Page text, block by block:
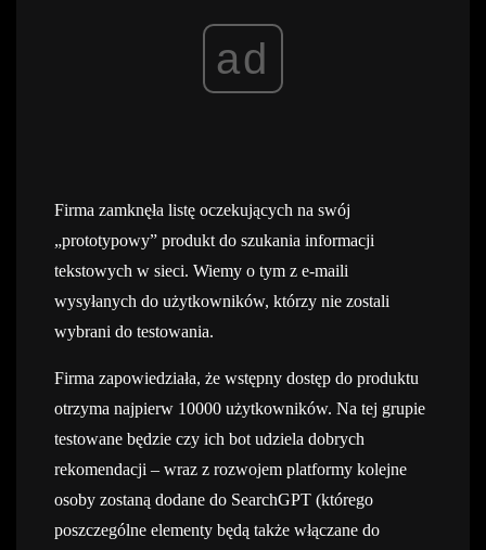
ad
Firma zamknęła listę oczekujących na swój
„prototypowy” produkt do szukania informacji
tekstowych w sieci. Wiemy o tym z e-maili
wysyłanych do użytkowników, którzy nie zostali
wybrani do testowania.
Firma zapowiedziała, że wstępny dostęp do produktu
otrzyma najpierw 10000 użytkowników. Na tej grupie
testowane będzie czy ich bot udziela dobrych
rekomendacji – wraz z rozwojem platformy kolejne
osoby zostaną dodane do SearchGPT (którego
poszczególne elementy będą także włączane do